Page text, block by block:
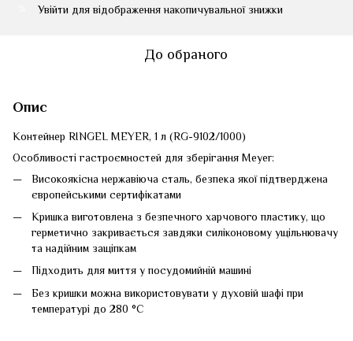
Увійти для відображення накопичувальної знижки
До обраного
Опис
Контейнер RINGEL MEYER, 1 л (RG-9102/1000)
Особливості гастроємностей для зберігання Meyer:
Високоякісна нержавіюча сталь, безпека якої підтверджена
європейськими сертифікатами
Кришка виготовлена з безпечного харчового пластику, що
герметично закривається завдяки силіконовому ущільнювачу
та надійним защіпкам
Підходить для миття у посудомийній машині
Без кришки можна використовувати у духовій шафі при
температурі до 280 °С